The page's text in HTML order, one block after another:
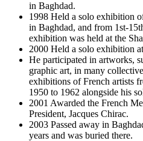
in Baghdad.
1998 Held a solo exhibition
in Baghdad, and from 1st-
exhibition was held at the
2000 Held a solo exhibition
He participated in artworks,
graphic art, in many
exhibitions of French artists
1950 to 1962 alongside his
2001 Awarded the French
President, Jacques Chirac.
2003 Passed away in
years and was buried there.